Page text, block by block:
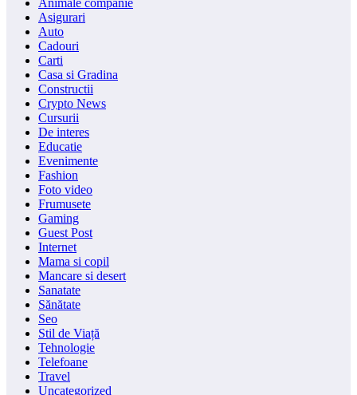
Animale companie
Asigurari
Auto
Cadouri
Carti
Casa si Gradina
Constructii
Crypto News
Cursurii
De interes
Educatie
Evenimente
Fashion
Foto video
Frumusete
Gaming
Guest Post
Internet
Mama si copil
Mancare si desert
Sanatate
Sănătate
Seo
Stil de Viață
Tehnologie
Telefoane
Travel
Uncategorized